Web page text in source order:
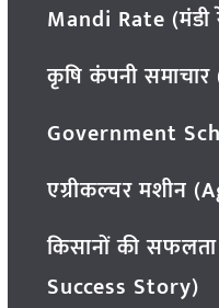
Mandi Rate (मंडी
कृषि कंपनी
Government
एग्रीकल्चर मशीन
किसानों की
Success Story)